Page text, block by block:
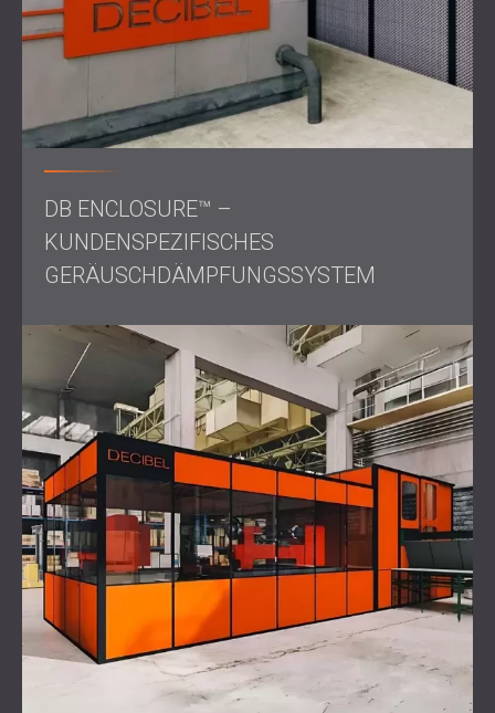
Ergebnisse
Nach der Installation durchgeführte Lärmmessungen
bestätigten, dass der Geräuschpegel rund um die
Stanzmaschine auf unter 80 dB/A gesenkt wurde, womit
das gewünschte Ziel erreicht wurde. Die Arbeiter spürten
die positive Wirkung sofort und berichteten von
verbesserter Konzentration und einem höheren
deutlichen Rückgang von Produktionsfehlern fest. Diese
Ergebnisse waren so erfolgreich, dass Miba Steeltec
DECIBEL beauftragte, ein weiteres Lärmproblem in einem
benachbarten Produktionsbereich zu lösen.
Bedeutung der Schalldämmung in
Fertigungsanlagen
In Fertigungsumgebungen kann übermäßiger Lärm zu
geringerer Produktivität, höheren Fehlerquoten und
erhöhten Gesundheitsrisiken für die Arbeitnehmer führen.
Die EU-Arbeitsplatzsicherheitsvorschriften, einschließlich
der EU-Lärmrichtlinie (2003/10/EG)
, schreiben
Lärmschutzmaßnahmen vor, um Arbeitnehmer vor
langfristigen Hörschäden zu schützen.
Effektive Schallschutzlösungen wie die
kundenspezifischen Gehäuse von DECIBEL erfüllen nicht
nur die gesetzlichen Anforderungen, sondern schaffen
auch gesündere, produktivere Arbeitsumgebungen und
helfen Unternehmen wie Miba, hohe Betriebsstandards
aufrechtzuerhalten.
DB ENCLOSURE™ –
KUNDENSPEZIFISCHES
GERÄUSCHDÄMPFUNGSSYSTEM